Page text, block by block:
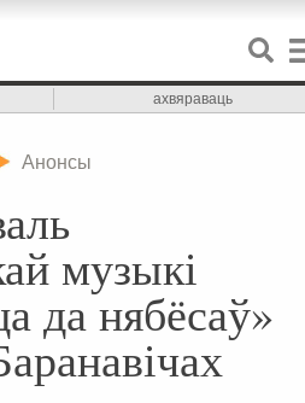
ахвяраваць
Анонсы
музыкі
да нябёсаў»